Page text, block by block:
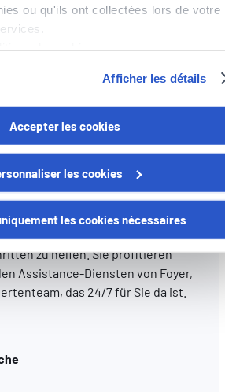
ou qu'ils ont collectées lors de votre
de retirer votre consentement à tout
le lien "gestion des cookies" en bas
sont strictement nécessaires au
Notez que si vous désactivez des
se peut que certaines fonctionnalités ou
ne soient plus normalement
sont utilisés pour :
utilisateur, en personnalisant
vous arrivez sur notre site.
et services personnalisés et en
Afficher les détails
Accepter les cookies
les cookies
les cookies nécessaires
Ihnen bei den administrativen
Zulassung Ihres Fahrzeugs.
Ihnen zur Seite, um Ihnen bei den
zu helfen. Sie profitieren
Assistance-Diensten von Foyer,
das 24/7 für Sie da ist.